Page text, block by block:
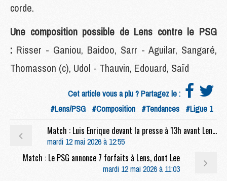
corde.
Une composition possible de Lens contre le PSG
: Risser - Ganiou, Baidoo, Sarr - Aguilar, Sangaré,
Thomasson (c), Udol - Thauvin, Edouard, Saïd
Cet article vous a plu ? Partagez le :
#Lens/PSG #Composition #Tendances #Ligue 1
Match : Luis Enrique devant la presse à 13h avant Lens/PSG (live video)
mardi 12 mai 2026 à 12:55
Match : Le PSG annonce 7 forfaits à Lens, dont Lee
mardi 12 mai 2026 à 11:03